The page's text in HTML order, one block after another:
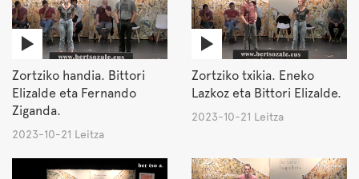
Zortziko handia. Bittori
Elizalde eta Fernando
Ziganda.
2023-10-21 Leitza
Zortziko txikia. Eneko
Lazkoz eta Bittori Elizalde.
2023-10-21 Leitza